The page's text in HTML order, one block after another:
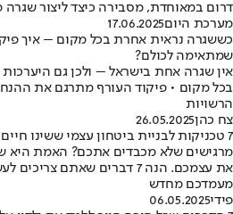
דרום במאוחדת, מסבירה כיצד ליצור
מערכת היום17.06.2025
כששגרה נראית אחרת בכל מקום – איך
שמתאימה לכולם?
אין שגרה אחת בישראל – ולכן גם היערכות
בכל מקום • פיקוד העורף מתרגם את
הרשויות
צח כהן26.05.2025
7 טכניקות לבניית ביטחון עצמי ששינו חיים של אלפים
מרגישים שלא מכבדים אתכם? האמת היא
את עצמכם. הנה 7 דברים שאתם
מעמדכם מחדש
פידי06.05.2025